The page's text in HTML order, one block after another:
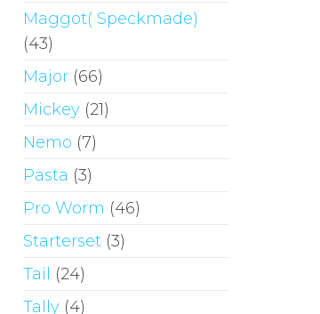
Maggot( Speckmade)
(43)
Major (66)
Mickey (21)
Nemo (7)
Pasta (3)
Pro Worm (46)
Starterset (3)
Tail
(24)
Tally (4)